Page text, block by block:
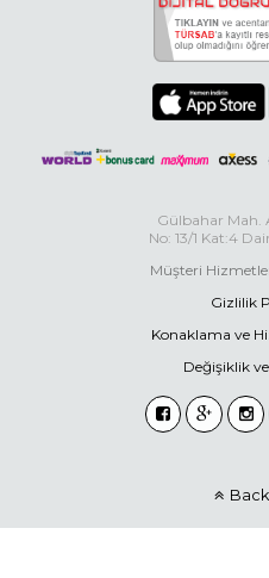
Gülbahar Mah.
No: 13/1 Kat:4
Müşteri
Gizlilik
Konaklama ve
Değişiklik